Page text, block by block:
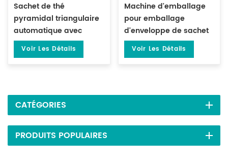
Sachet de thé
pyramidal triangulaire
automatique avec
Machine d'emballage
de sacs enveloppe DL-
Voir Les Détails
Machine d'emballage
pour emballage
d'enveloppe de sachet
de thé avec enveloppe
extérieure DL-LSDP-XBW
Voir Les Détails
CATÉGORIES
PRODUITS POPULAIRES